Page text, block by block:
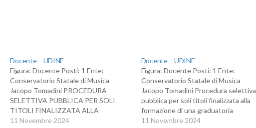
Docente – UDINE
Figura: Docente Posti: 1 Ente:
Conservatorio Statale di Musica
Jacopo Tomadini PROCEDURA
SELETTIVA PUBBLICA PER SOLI
TITOLI FINALIZZATA ALLA
FORMAZIONE DI UNA
11 Novembre 2024
Docente – UDINE
Figura: Docente Posti: 1 Ente:
Conservatorio Statale di Musica
Jacopo Tomadini Procedura selettiva
pubblica per soli titoli finalizzata alla
formazione di una graduatoria
d'istituto settore disciplinare
11 Novembre 2024